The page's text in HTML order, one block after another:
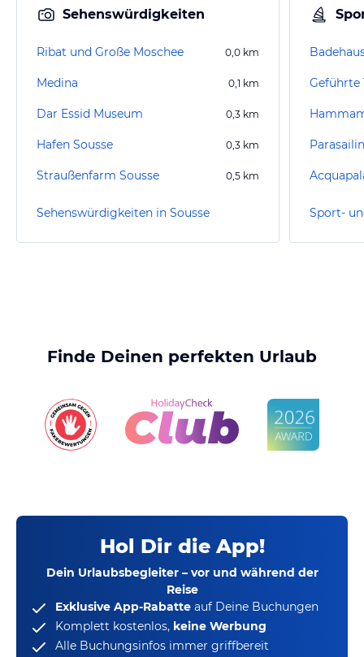
Sehenswürdigkeiten
Ribat und Große Moschee 0,0 km
Medina 0,1 km
Dar Essid Museum 0,3 km
Hafen Sousse 0,3 km
Straußenfarm Sousse 0,5 km
Sehenswürdigkeiten in Sousse
Geführte
Sport-
Finde Deinen perfekten Urlaub
Hol Dir die App!
Dein Urlaubsbegleiter – vor und während der
Reise
Exklusive App-Rabatte auf Deine Buchungen
Komplett kostenlos, keine Werbung
Alle Buchungsinfos immer griffbereit